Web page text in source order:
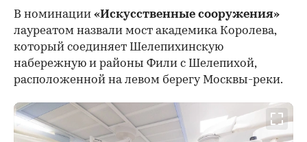
В номинации «Искусственные сооружения»
лауреатом назвали мост академика Королева,
который соединяет Шелепихинскую
набережную и районы Фили с Шелепихой,
расположенной на левом берегу Москвы-реки.